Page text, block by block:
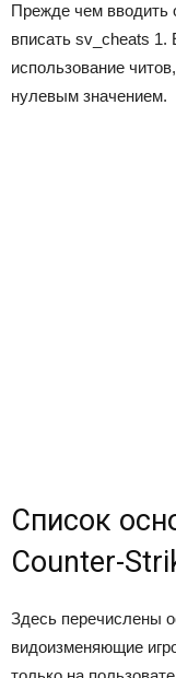
Прежде чем вводить
вписать sv_cheats 1.
использование
нулевым значением.
Список
Counter-
Здесь перечислены
видоизменяющие